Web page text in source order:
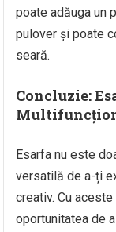
poate adăuga un
pulover și poate
seară.
Concluzie:
Esarfa nu este
versatilă de a-ți
creativ. Cu
oportunitatea de